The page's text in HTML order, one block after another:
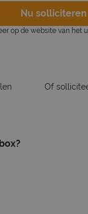
Nu solliciteren
op de website van het
Of